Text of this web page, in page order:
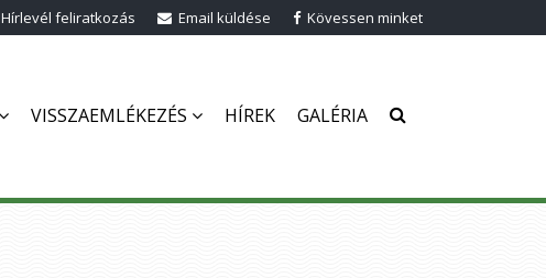
Kövessen minket
Email küldése
Hírlevél feliratkozás
VISSZAEMLÉKEZÉS HÍREK GALÉRIA